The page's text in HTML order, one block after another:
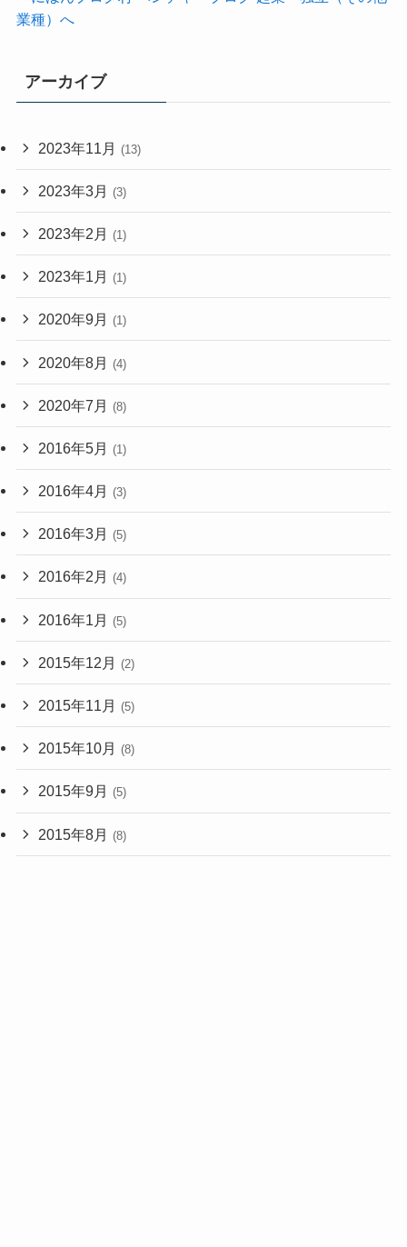
アーカイブ
2023年11月 (13)
2023年3月 (3)
2023年2月 (1)
2023年1月 (1)
2020年9月 (1)
2020年8月 (4)
2020年7月 (8)
2016年5月 (1)
2016年4月 (3)
2016年3月 (5)
2016年2月 (4)
2016年1月 (5)
2015年12月 (2)
2015年11月 (5)
2015年10月 (8)
2015年9月 (5)
2015年8月 (8)